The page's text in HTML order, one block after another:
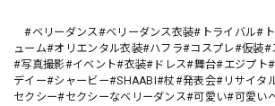
#ベリーダンス#ベリーダンス衣装#トライバル#
ューム#オリエンタル衣装#ハフラ#コスプレ#仮装
#写真撮影#イベント#衣装#ドレス#舞台#エジプト
デイー#シャービー#SHAABI#杖#発表会#リサイタ
セクシー#セクシーなベリーダンス#可愛い#可愛い